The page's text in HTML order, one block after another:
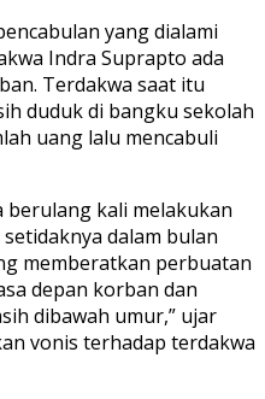
yang dialami
Indra Suprapto ada
Terdakwa saat itu
duduk di bangku sekolah
uang lalu mencabuli
berulang kali melakukan
dalam bulan
memberatkan perbuatan
depan korban dan
dibawah umur,” ujar
vonis terhadap terdakwa